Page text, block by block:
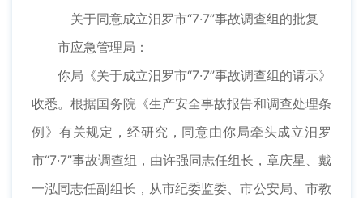
关于同意成立汨罗市“7·7”事故调查组的批复
市应急管理局：
你局《关于成立汨罗市“7·7”事故调查组的请示》
收悉。根据国务院《生产安全事故报告和调查处理条
例》有关规定，经研究，同意由你局牵头成立汨罗
市“7·7”事故调查组，由许强同志任组长，章庆星、戴
一泓同志任副组长，从市纪委监委、市公安局、市教